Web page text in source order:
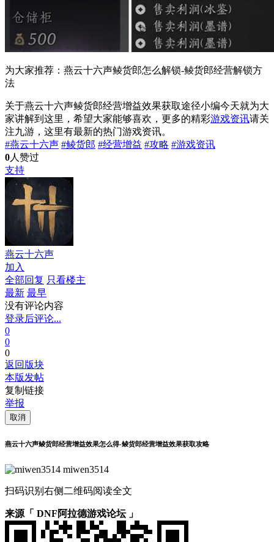
为大家推荐：燕云十六声鲮货郎怎么解锁-鲮货郎经营解锁方
法
关于燕云十六声鲮货郎经营增益效果获取途径小编今天就为大
家讲解到这里，希望大家能够喜欢，更多的精彩游戏资讯请关
注九游，这里有最新的热门游戏资讯。
#燕云十六声 #鲮货郎 #经营增益 #攻略 #游戏资讯
0人赞过
支持
燕云十六声
加入
全部回复 只看楼主
最新 最早
没有评论内容
登录后评论...
0
0
0
返回版块
本版发帖
复制链接
举报
取消
燕云十六声鲮货郎经营增益效果怎么得-鲮货郎经营增益效果获取攻略
miwen3514
扫码识别右侧二维码阅读全文
来源「 DNF阿拉德游戏论坛 」